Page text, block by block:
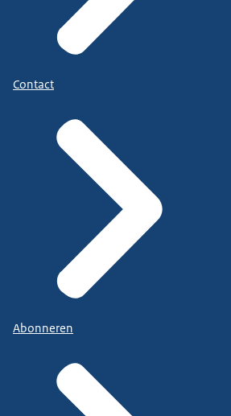
Contact
Abonneren